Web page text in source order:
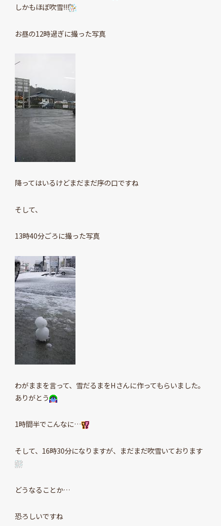
しかもほぼ吹雪!!!
お昼の12時過ぎに撮った写真
降ってはいるけどまだまだ序の口ですね
そして、
13時40分ごろに撮った写真
わがままを言って、雪だるまをHさんに作ってもらいました。
ありがとう
1時間半でこんなに…
そして、16時30分になりますが、まだまだ吹雪いております
どうなることか…
恐ろしいですね